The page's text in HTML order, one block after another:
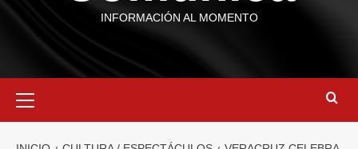
INFORMACIÓN AL MOMENTO